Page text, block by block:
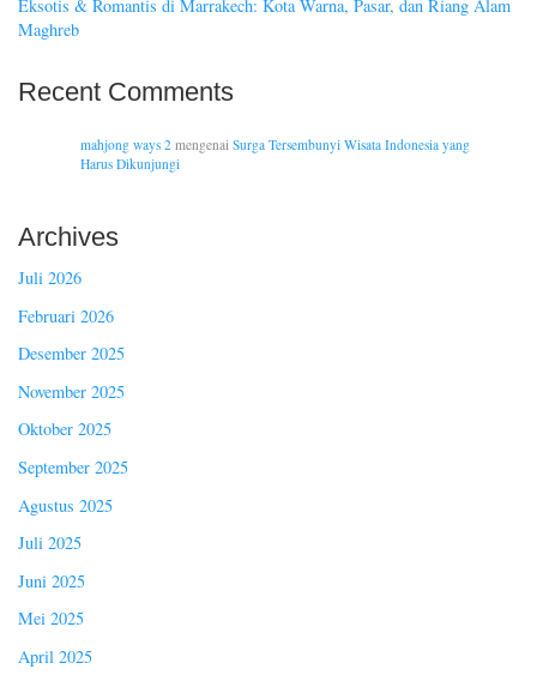
Eksotis & Romantis di Marrakech: Kota Warna, Pasar, dan Riang Alam
Maghreb
Recent Comments
mahjong ways 2mengenai Surga Tersembunyi Wisata Indonesia yang
Harus Dikunjungi
Archives
Juli 2026
Februari 2026
Desember 2025
November 2025
Oktober 2025
September 2025
Agustus 2025
Juli 2025
Juni 2025
Mei 2025
April 2025